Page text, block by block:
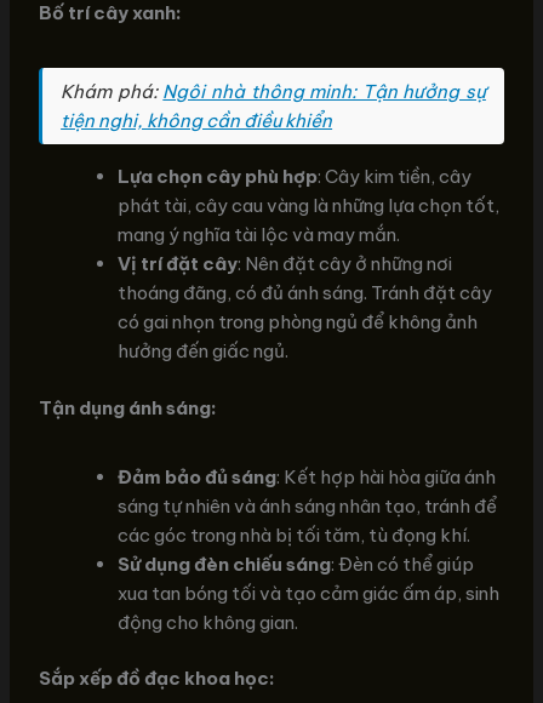
Bố trí cây xanh:
Khám phá: Ngôi nhà thông minh: Tận hưởng sự
tiện nghi, không cần điều khiển
Lựa chọn cây phù hợp: Cây kim tiền, cây
phát tài, cây cau vàng là những lựa chọn tốt,
mang ý nghĩa tài lộc và may mắn.
Vị trí đặt cây: Nên đặt cây ở những nơi
thoáng đãng, có đủ ánh sáng. Tránh đặt cây
có gai nhọn trong phòng ngủ để không ảnh
hưởng đến giấc ngủ.
Tận dụng ánh sáng:
Đảm bảo đủ sáng: Kết hợp hài hòa giữa ánh
sáng tự nhiên và ánh sáng nhân tạo, tránh để
các góc trong nhà bị tối tăm, tù đọng khí.
Sử dụng đèn chiếu sáng: Đèn có thể giúp
xua tan bóng tối và tạo cảm giác ấm áp, sinh
động cho không gian.
Sắp xếp đồ đạc khoa học: